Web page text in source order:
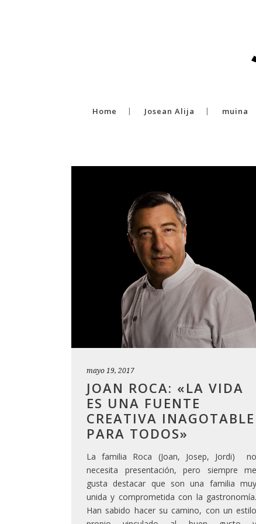
Home Josean Alija muina
mayo 19, 2017
JOAN ROCA: «LA VIDA
ES UNA FUENTE
CREATIVA INAGOTABLE
PARA TODOS»
La familia Roca (Joan, Josep, Jordi) no
necesita presentación, pero siempre me
gusta destacar que son una familia muy
unida y comprometida con la gastronomía.
Han sabido hacer su camino, con un estilo